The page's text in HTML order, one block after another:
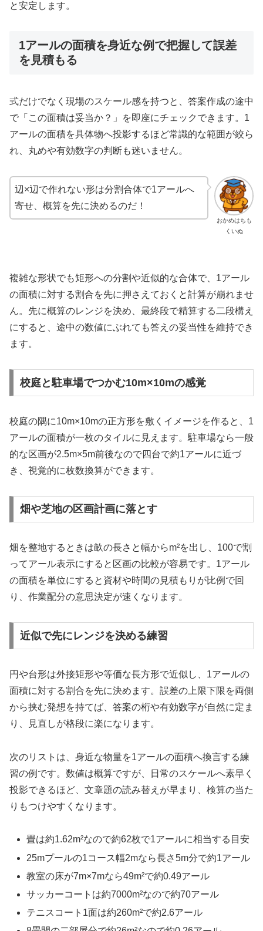
と安定します。
1アールの面積を身近な例で把握して誤差
を見積もる
式だけでなく現場のスケール感を持つと、答案作成の途中
で「この面積は妥当か？」を即座にチェックできます。1
アールの面積を具体物へ投影するほど常識的な範囲が絞ら
れ、丸めや有効数字の判断も迷いません。
おかめはちも
くいぬ
辺×辺で作れない形は分割合体で1アールへ
寄せ、概算を先に決めるのだ！
複雑な形状でも矩形への分割や近似的な合体で、1アール
の面積に対する割合を先に押さえておくと計算が崩れませ
ん。先に概算のレンジを決め、最終段で精算する二段構え
にすると、途中の数値にぶれても答えの妥当性を維持でき
ます。
校庭と駐車場でつかむ10m×10mの感覚
校庭の隅に10m×10mの正方形を敷くイメージを作ると、1
アールの面積が一枚のタイルに見えます。駐車場なら一般
的な区画が2.5m×5m前後なので四台で約1アールに近づ
き、視覚的に枚数換算ができます。
畑や芝地の区画計画に落とす
畑を整地するときは畝の長さと幅からm²を出し、100で割
ってアール表示にすると区画の比較が容易です。1アール
の面積を単位にすると資材や時間の見積もりが比例で回
り、作業配分の意思決定が速くなります。
近似で先にレンジを決める練習
円や台形は外接矩形や等価な長方形で近似し、1アールの
面積に対する割合を先に決めます。誤差の上限下限を両側
から挟む発想を持てば、答案の桁や有効数字が自然に定ま
り、見直しが格段に楽になります。
次のリストは、身近な物量を1アールの面積へ換言する練
習の例です。数値は概算ですが、日常のスケールへ素早く
投影できるほど、文章題の読み替えが早まり、検算の当た
りもつけやすくなります。
畳は約1.62m²なので約62枚で1アールに相当する目安
25mプールの1コース幅2mなら長さ5m分で約1アール
教室の床が7m×7mなら49m²で約0.49アール
サッカーコートは約7000m²なので約70アール
テニスコート1面は約260m²で約2.6アール